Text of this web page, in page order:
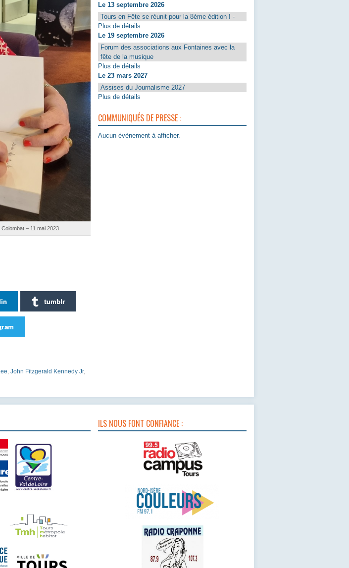
– 11 mai 2023
tumblr
John Fitzgerald Kennedy Jr,
Le 13 septembre 2026
Tours en Fête se réunit pour la 8ème édition ! -
Plus de détails
Le 19 septembre 2026
Forum des associations aux Fontaines avec la
fête de la musique
Plus de détails
Le 23 mars 2027
Assises du Journalisme 2027
Plus de détails
COMMUNIQUÉS DE PRESSE :
Aucun évènement à afficher.
ILS NOUS FONT CONFIANCE :